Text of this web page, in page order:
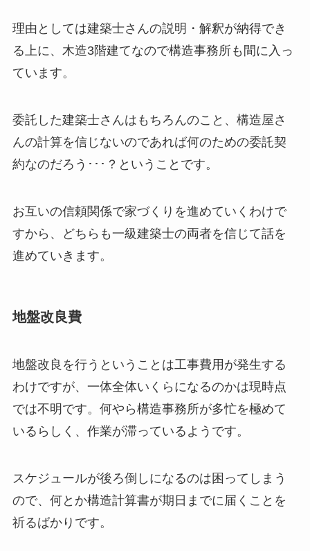
理由としては建築士さんの説明・解釈が納得でき
る上に、木造3階建てなので構造事務所も間に入っ
ています。
委託した建築士さんはもちろんのこと、構造屋さ
んの計算を信じないのであれば何のための委託契
約なのだろう･･･？ということです。
お互いの信頼関係で家づくりを進めていくわけで
すから、どちらも一級建築士の両者を信じて話を
進めていきます。
地盤改良費
地盤改良を行うということは工事費用が発生する
わけですが、一体全体いくらになるのかは現時点
では不明です。何やら構造事務所が多忙を極めて
いるらしく、作業が滞っているようです。
スケジュールが後ろ倒しになるのは困ってしまう
ので、何とか構造計算書が期日までに届くことを
祈るばかりです。